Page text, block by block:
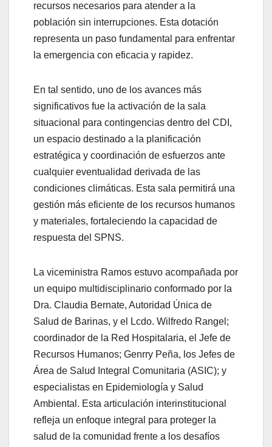
recursos necesarios para atender a la
población sin interrupciones. Esta dotación
representa un paso fundamental para enfrentar
la emergencia con eficacia y rapidez.
En tal sentido, uno de los avances más
significativos fue la activación de la sala
situacional para contingencias dentro del CDI,
un espacio destinado a la planificación
estratégica y coordinación de esfuerzos ante
cualquier eventualidad derivada de las
condiciones climáticas. Esta sala permitirá una
gestión más eficiente de los recursos humanos
y materiales, fortaleciendo la capacidad de
respuesta del SPNS.
La viceministra Ramos estuvo acompañada por
un equipo multidisciplinario conformado por la
Dra. Claudia Bernate, Autoridad Única de
Salud de Barinas, y el Lcdo. Wilfredo Rangel;
coordinador de la Red Hospitalaria, el Jefe de
Recursos Humanos; Genrry Peña, los Jefes de
Área de Salud Integral Comunitaria (ASIC); y
especialistas en Epidemiología y Salud
Ambiental. Esta articulación interinstitucional
refleja un enfoque integral para proteger la
salud de la comunidad frente a los desafíos